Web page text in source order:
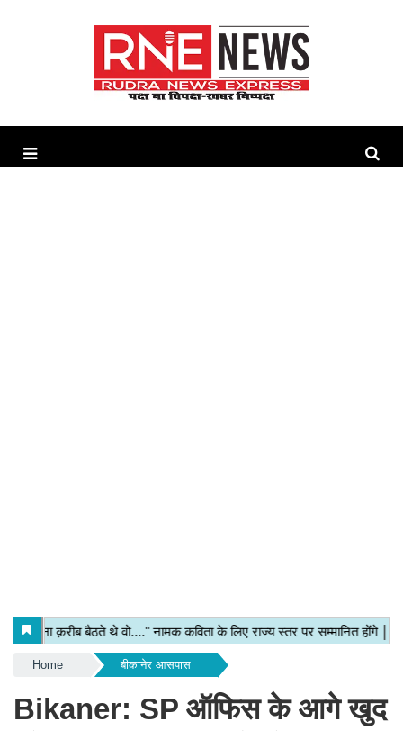
Home बीकानेर आसपास
Bikaner: SP ऑफिस के आगे खुद